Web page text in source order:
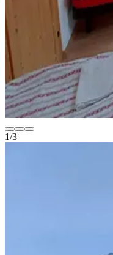
1/3